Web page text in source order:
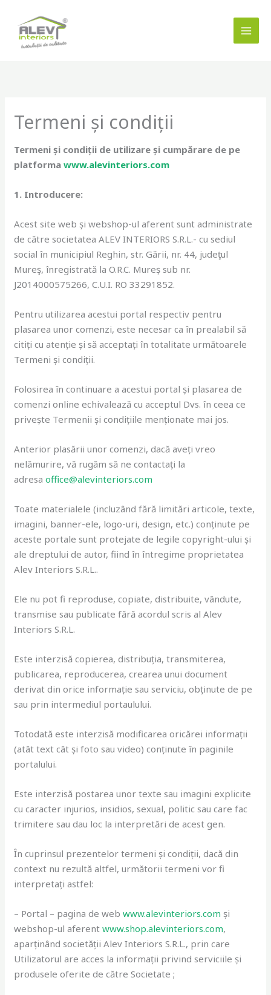
content
Termeni și condiții
Termeni și condiții de utilizare și cumpărare de pe
platformawww.alevinteriors.com
1. Introducere:
Acest site web și webshop-ul aferent sunt administrate
de către societatea ALEV INTERIORS S.R.L.- cu sediul
social în municipiul Reghin, str. Gării, nr. 44, judeţul
Mureş, înregistrată la O.R.C. Mureș sub nr.
J2014000575266, C.U.I. RO 33291852.
Pentru utilizarea acestui portal respectiv pentru
plasarea unor comenzi, este necesar ca în prealabil să
citiți cu atenție și să acceptați în totalitate următoarele
Termeni și condiții.
Folosirea în continuare a acestui portal și plasarea de
comenzi online echivalează cu acceptul Dvs. în ceea ce
privește Termenii și condițiile menționate mai jos.
Anterior plasării unor comenzi, dacă aveți vreo
nelămurire, vă rugăm să ne contactați la
adresaoffice@alevinteriors.com
Toate materialele (incluzând fără limitări articole, texte,
imagini, banner-ele, logo-uri, design, etc.) conținute pe
aceste portale sunt protejate de legile copyright-ului și
ale dreptului de autor, fiind în întregime proprietatea
Alev Interiors S.R.L..
Ele nu pot fi reproduse, copiate, distribuite, vândute,
transmise sau publicate fără acordul scris al Alev
Interiors S.R.L.
Este interzisă copierea, distribuția, transmiterea,
publicarea, reproducerea, crearea unui document
derivat din orice informație sau serviciu, obținute de pe
sau prin intermediul portaulului.
Totodată este interzisă modificarea oricărei informații
(atât text cât și foto sau video) conținute în paginile
portalului.
Este interzisă postarea unor texte sau imagini explicite
cu caracter injurios, insidios, sexual, politic sau care fac
trimitere sau dau loc la interpretări de acest gen.
În cuprinsul prezentelor termeni și condiții, dacă din
context nu rezultă altfel, următorii termeni vor fi
interpretați astfel:
– Portal – pagina de webwww.alevinteriors.com și
webshop-ul aferentwww.shop.alevinteriors.com,
aparținând societății Alev Interiors S.R.L., prin care
Utilizatorul are acces la informații privind serviciile și
produsele oferite de către Societate ;